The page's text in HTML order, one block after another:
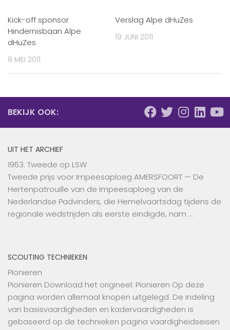
Kick-off sponsor
Hindernisbaan Alpe
dHuZes
8 MEI 2011
Verslag Alpe dHuZes
19 JUNI 2011
BEKIJK OOK:
UIT HET ARCHIEF
1963: Tweede op LSW
Tweede prijs voor Impeesaploeg AMERSFOORT — De
Hertenpatrouille van de Impeesaploeg van de
Nederlandse Padvinders, die Hemelvaartsdag tijdens de
regionale wedstrijden als eerste eindigde, nam …
SCOUTING TECHNIEKEN
Pionieren
Pionieren Download het origineel: Pionieren Op deze
pagina worden allemaal knopen uitgelegd. De indeling
van basisvaardigheden en kadervaardigheden is
gebaseerd op de technieken pagina vaardigheidseisen